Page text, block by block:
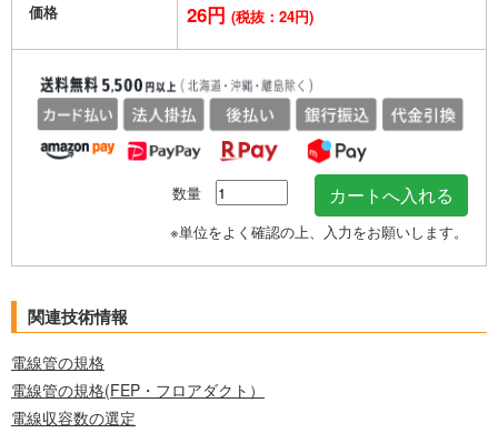
価格
26円 (税抜：24円)
数量
※単位をよく確認の上、入力をお願いします。
関連技術情報
電線管の規格
電線管の規格(FEP・フロアダクト）
電線収容数の選定